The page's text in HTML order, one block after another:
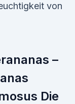
von
–
Die